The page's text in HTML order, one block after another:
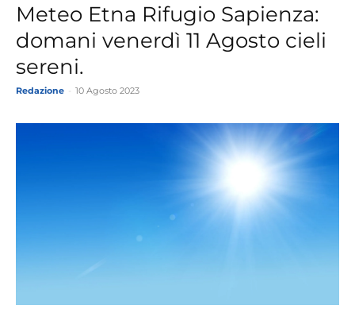
Meteo Etna Rifugio Sapienza:
domani venerdì 11 Agosto cieli
sereni.
Redazione 10 Agosto 2023